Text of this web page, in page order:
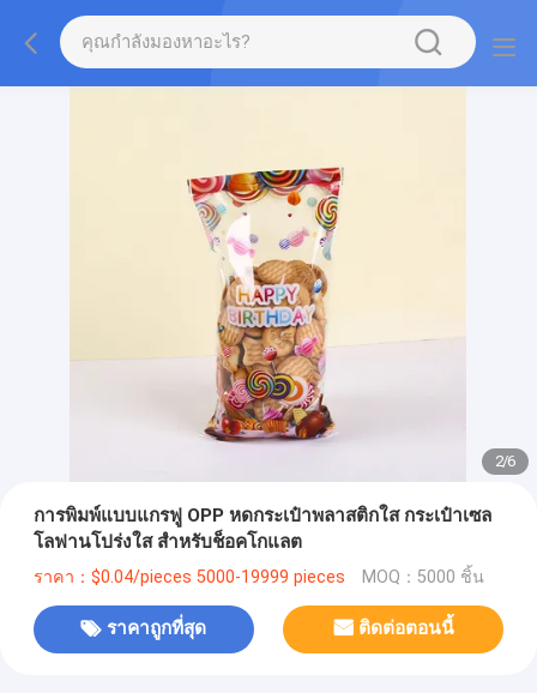
2/6
การพิมพ์แบบแกรฟู OPP หดกระเป๋าพลาสติกใส กระเป๋าเซล
โลฟานโปร่งใส สําหรับช็อคโกแลต
ราคา：$0.04/pieces 5000-19999 pieces MOQ：5000 ชิ้น
ราคาถูกที่สุด ติดต่อตอนนี้